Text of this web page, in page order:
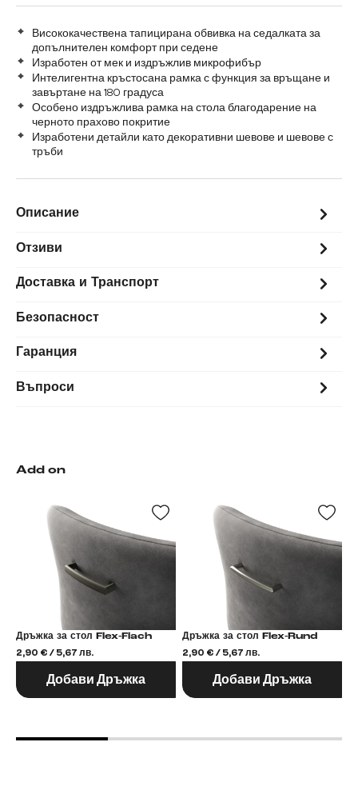
Висококачествена тапицирана обвивка на седалката за
допълнителен комфорт при седене
Изработен от мек и издръжлив микрофибър
Интелигентна кръстосана рамка с функция за връщане и
завъртане на 180 градуса
Особено издръжлива рамка на стола благодарение на
черното прахово покритие
Изработени детайли като декоративни шевове и шевове с
тръби
Описание
Отзиви
Доставка и Транспорт
Безопасност
Гаранция
Въпроси
Add on
Дръжка за стол Flex-Flach
2,90 € / 5,67 лв.
Добави Дръжка
Дръжка за стол Flex-Rund
2,90 € / 5,67 лв.
Добави Дръжка